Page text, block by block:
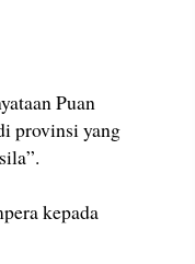
Puan
provinsi yang
kepada